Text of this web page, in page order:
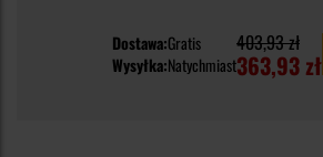
Dostawa:Gratis
Wysyłka:Natychmiast
403,93 zł
363,93 zł